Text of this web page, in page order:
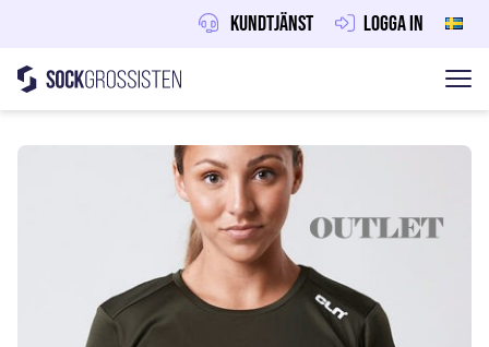
Kundtjänst Logga in
Hoppa till innehåll
Sockgrossisten